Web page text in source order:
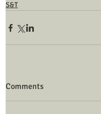
S&T
Comments